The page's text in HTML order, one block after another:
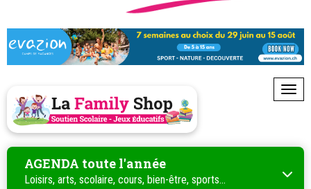
AGENDA toute l'année
Loisirs, arts, scolaire, cours, bien-être, sports...